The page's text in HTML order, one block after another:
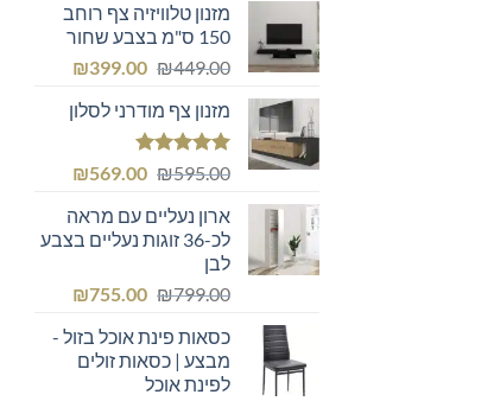
מזנון טלוויזיה צף רוחב
150 ס"מ בצבע שחור
₪449.00
המחיר
היה:
₪449.00.
₪399.00
המחיר
הוא:מזנון צף מודרני לסלון
דורג5.00
₪595.00
המחיר
היה:
₪595.00.
₪569.00
המחיר
הוא:
₪569.00.
ארון נעליים עם מראה
לכ-36 זוגות נעליים בצבע
לבן
₪799.00
המחיר
היה:
₪799.00.
₪755.00
המחיר
הוא:
כסאות פינת אוכל בזול -
מבצע | כסאות זולים
לפינת אוכל